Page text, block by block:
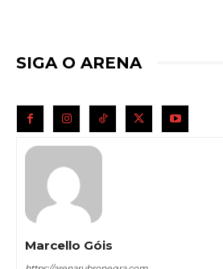
SIGA O ARENA
Marcello Góis